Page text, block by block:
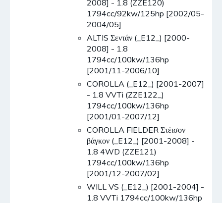
2008] - 1.8 (ZZE120)
1794cc/92kw/125hp [2002/05-
2004/05]
ALTIS Σεντάν (_E12_) [2000-
2008] - 1.8
1794cc/100kw/136hp
[2001/11-2006/10]
COROLLA (_E12_) [2001-2007]
- 1.8 VVTi (ZZE122_)
1794cc/100kw/136hp
[2001/01-2007/12]
COROLLA FIELDER Στέισον
βάγκον (_E12_) [2001-2008] -
1.8 4WD (ZZE121)
1794cc/100kw/136hp
[2001/12-2007/02]
WILL VS (_E12_) [2001-2004] -
1.8 VVTi 1794cc/100kw/136hp